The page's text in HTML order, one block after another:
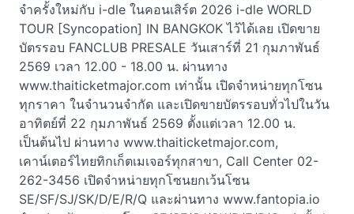
จำครั้งใหม่กับ i-dle ในคอนเสิร์ต 2026 i-dle WORLD
TOUR [Syncopation] IN BANGKOK ไว้ได้เลย เปิดขาย
บัตรรอบ FANCLUB PRESALE วันเสาร์ที่ 21 กุมภาพันธ์
2569 เวลา 12.00 - 18.00 น. ผ่านทาง
www.thaiticketmajor.com เท่านั้น เปิดจำหน่ายทุกโซน
ทุกราคา ในจำนวนจำกัด และเปิดขายบัตรรอบทั่วไปในวัน
อาทิตย์ที่ 22 กุมภาพันธ์ 2569 ตั้งแต่เวลา 12.00 น.
เป็นต้นไป ผ่านทาง www.thaiticketmajor.com,
เคาน์เตอร์ไทยทิกเก็ตเมเจอร์ทุกสาขา, Call Center 02-
262-3456 เปิดจำหน่ายทุกโซนยกเว้นโซน
SE/SF/SJ/SK/D/E/R/Q และผ่านทาง www.fantopia.io